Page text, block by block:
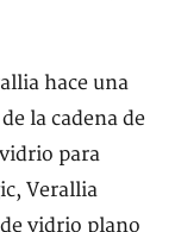
hace una
la cadena de
para
Verallia
vidrio plano